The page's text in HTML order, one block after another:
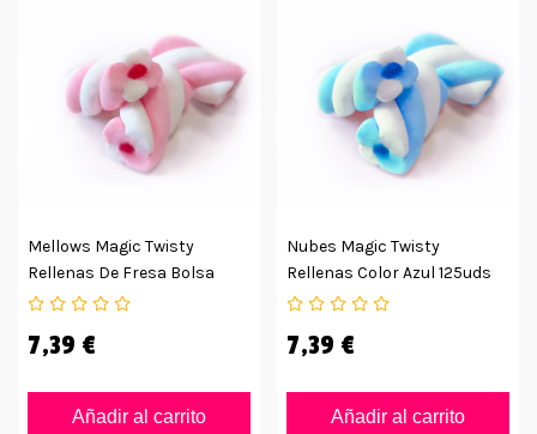
Mellows Magic Twisty
Rellenas De Fresa Bolsa
125uds
7,39 €
Añadir al carrito
Nubes Magic Twisty
Rellenas Color Azul 125uds
7,39 €
Añadir al carrito